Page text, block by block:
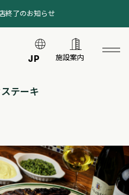
終了のお知らせ
JP 施設案内
テーキ